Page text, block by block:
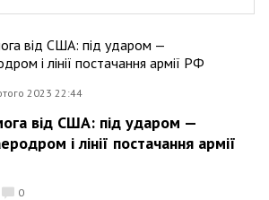
2023 22:44
від США: під ударом —
і лінії постачання армії
0